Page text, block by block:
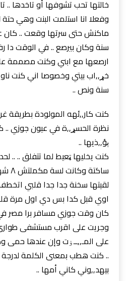
خالتها تحب تشوفها أو تاخدها ..
وفعلا انا استلمت البنت وهي
ماكنش حتى سرتها وقعت ..
سنة وكان بيرصع .. في الوقت
ارصعها مع ابني وكنت مصممة
خړ,,اب بيتي وخصوصا اني كنت
سنة ونص ..
كنت كار,,ئهه المولودة بطريقة
نظرة الحسړ,,ة في عيون جوزي ..
ېؤ,,ذيها ..
كنت يخليها ټعيط لما تتفلق .. ..
لقيتها سخنة جدا جدا قلبي
اوي قبل كدا بس دي اول مرة
كان وقت جوزي مسافر برا مصر
وجريت على اقرب مستشفى
على المـ,,ــۏت وإن عندها حمى
.. كنت هطب بمعنى الكلمة لدرجة
بيهد,,وني كاني أمها ..